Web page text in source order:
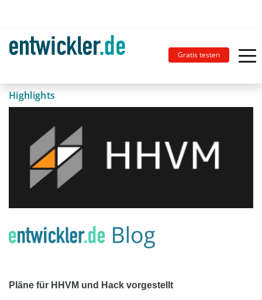
Gratis testen
Highlights
Pläne für HHVM und Hack vorgestellt